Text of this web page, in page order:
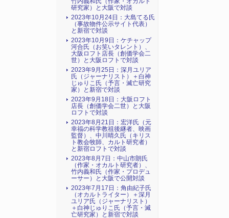
研究家）と大阪で対談
2023年10月24日：大島てる氏
（事故物件公示サイト代表）
と新宿で対談
2023年10月9日：ケチャップ
河合氏（お笑いタレント）、
大阪ロフト店長（創価学会二
世）と大阪ロフトで対談
2023年9月25日：深月ユリア
氏（ジャーナリスト）＋白神
じゅりこ氏（予言・滅亡研究
家）と新宿で対談
2023年9月18日：大阪ロフト
店長（創価学会二世）と大阪
ロフトで対談
2023年8月21日：宏洋氏（元
幸福の科学教祖後継者、映画
監督）、中川晴久氏（キリス
ト教会牧師、カルト研究者）
と新宿ロフトで対談
2023年8月7日：中山市朗氏
（作家・オカルト研究者）、
竹内義和氏（作家・プロデュ
ーサー）と大阪で公開対談
2023年7月17日：角由紀子氏
（オカルトライター）＋深月
ユリア氏（ジャーナリスト）
＋白神じゅりこ氏（予言・滅
亡研究家）と新宿で対談